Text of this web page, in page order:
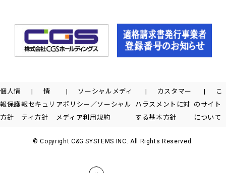
個人情
報保護
方針
情
報セキュリ
ティ方針
ソーシャルメディ
アポリシー／ソーシャル
メディア利用規約
カスタマー
ハラスメントに対
する基本方針
こ
のサイト
について
© Copyright C&G SYSTEMS INC. All Rights Reserved.